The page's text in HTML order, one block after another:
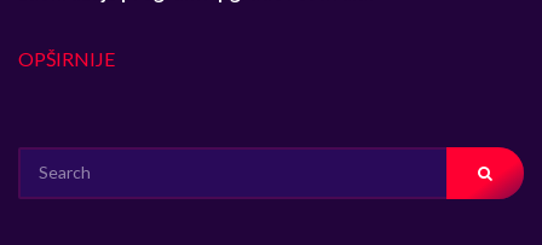
OPŠIRNIJE
FOR: